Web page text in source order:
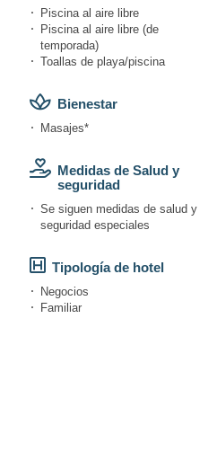
Piscina al aire libre
Piscina al aire libre (de
temporada)
Toallas de playa/piscina
Bienestar
Masajes*
Medidas de Salud y
seguridad
Se siguen medidas de salud y
seguridad especiales
Tipología de hotel
Negocios
Familiar